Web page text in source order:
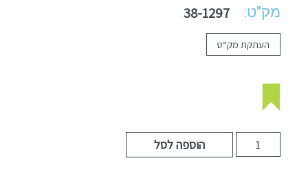
מק"ט: 38-1297
העתקת מק“ט
הוספה לסל